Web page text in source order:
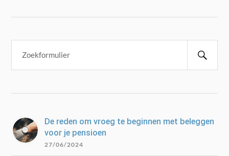
De reden om vroeg te beginnen met beleggen
voor je pensioen
27/06/2024